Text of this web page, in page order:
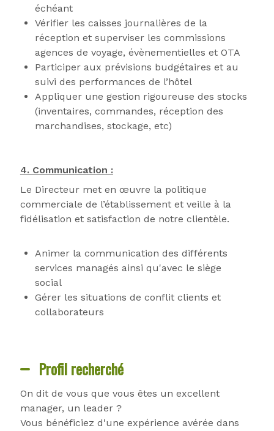
échéant
Vérifier les caisses journalières de la
réception et superviser les commissions
agences de voyage, évènementielles et OTA
Participer aux prévisions budgétaires et au
suivi des performances de l’hôtel
Appliquer une gestion rigoureuse des stocks
(inventaires, commandes, réception des
marchandises, stockage, etc)
4. Communication :
Le Directeur met en œuvre la politique
commerciale de l’établissement et veille à la
fidélisation et satisfaction de notre clientèle.
Animer la communication des différents
services managés ainsi qu'avec le siège
social
Gérer les situations de conflit clients et
collaborateurs
Profil recherché
On dit de vous que vous êtes un excellent
manager, un leader ?
Vous bénéficiez d'une expérience avérée dans